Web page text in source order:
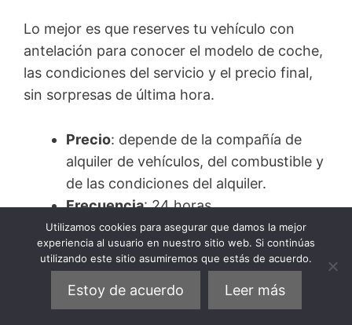
Lo mejor es que reserves tu vehículo con
antelación para conocer el modelo de coche,
las condiciones del servicio y el precio final,
sin sorpresas de última hora.
Precio: depende de la compañía de
alquiler de vehículos, del combustible y
de las condiciones del alquiler.
Frecuencia: 24 horas.
Trayecto aeropuerto de La Guardia-
Manhattan: el trayecto es de unos 14
kilómetros y dura aproximadamente 25
minutos hasta el centro de Manhattan.
Utilizamos cookies para asegurar que damos la mejor
experiencia al usuario en nuestro sitio web. Si continúas
utilizando este sitio asumiremos que estás de acuerdo.
Estoy de acuerdo Leer más